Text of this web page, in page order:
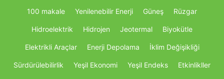
100 makale Yenilenebilir Enerji Güneş Rüzgar
Hidroelektrik Hidrojen Jeotermal Biyokütle
Elektrikli Araçlar Enerji Depolama İklim Değişikliği
Sürdürülebilirlik Yeşil Ekonomi Yeşil Endeks Etkinlikller